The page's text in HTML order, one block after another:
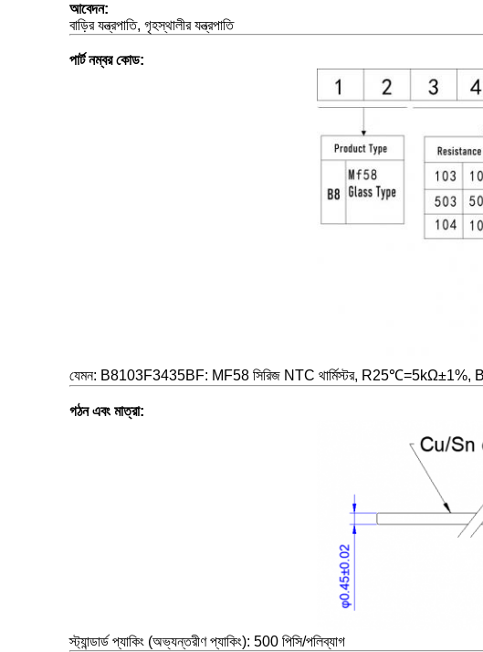
আবেদন:
বাড়ির যন্ত্রপাতি, গৃহস্থালীর যন্ত্রপাতি
পার্ট নম্বর কোড:
যেমন: B8103F3435BF: MF58 সিরিজ NTC থার্মিস্টর,
গঠন এবং মাত্রা:
স্ট্যান্ডার্ড প্যাকিং (অভ্যন্তরীণ প্যাকিং): 500 পিসি/পলিব্যাগ